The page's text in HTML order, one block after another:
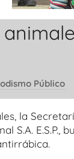
Público
la
S.A.